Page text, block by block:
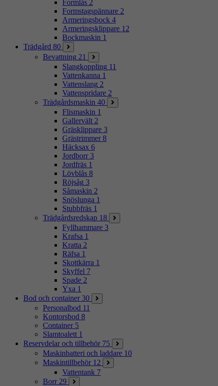
Formlås 2
Formstagspännare 2
Armeringsbock 4
Armeringsklippare 12
Bockmaskin 1
Trädgård 80
Bevattning 21
Slangkoppling 11
Vattenkanna 1
Vattenslang 2
Vattenspridare 2
Trädgårdsmaskin 40
Flismaskin 1
Gallervält 2
Gräsklippare 3
Grästrimmer 8
Häcksax 6
Jordborr 3
Jordfräs 1
Lövblås 8
Röjsåg 3
Såmaskin 2
Snöslunga 1
Stubbfräs 1
Trädgårdsredskap 18
Fyllhammare 3
Krafsa 1
Kratta 2
Räfsa 1
Skottkärra 1
Skyffel 7
Spade 2
Yxa 1
Bod och container 30
Personalbod 11
Kontorsbod 8
Container 5
Slamtoalett 1
Reservdelar och tillbehör 75
Maskinbatteri och laddare 10
Maskintillbehör 12
Vattentank 7
Borr 29